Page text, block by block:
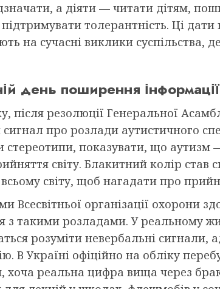
а діяти — читати дітям,
толерантність. Ці
на сучасні виклики суспільства,
день поширення
після резолюції Генеральної
про розлади аутистичного
стереотипи, показувати, що аутизм
світу. Блакитний колір
світу, щоб нагадати про
Всесвітньої організації охорони
з такими розладами. У реальному
розуміти невербальні сигнали,
В Україні офіційно на обліку
хоча реальна цифра вища через